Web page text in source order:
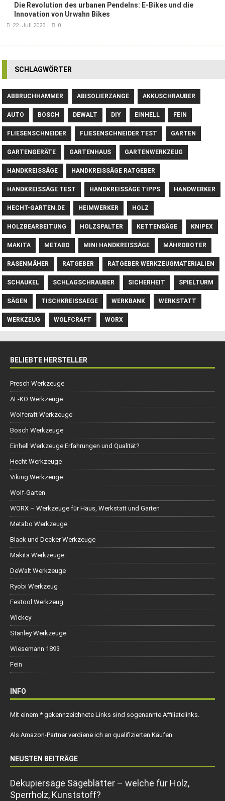
Die Revolution des urbanen Pendelns: E-Bikes und die
Innovation von Urwahn Bikes
22. Juli 2023 0
SCHLAGWÖRTER
ABBRUCHHAMMER ABISOLIERZANGE AKKUSCHRAUBER
AUTO BOSCH DEWALT DIY EINHELL FEIN
FLIESENSCHNEIDER FLIESENSCHNEIDER TEST GARTEN
GARTENGERÄTE GARTENHAUS GARTENWERKZEUG
HANDKREISSÄGE HANDKREISSÄGE RATGEBER
HANDKREISSÄGE TEST HANDKREISSÄGE TIPPS HANDWERKER
HECHT-GARTEN.DE HEIMWERKER HOLZ
HOLZBEARBEITUNG HOLZSPALTER KETTENSÄGE KNIPEX
MAKITA METABO MINI HANDKREISSÄGE MÄHROBOTER
RASENMÄHER RATGEBER RATGEBER WERKZEUGMATERIALIEN
SCHAUKEL SCHLAGSCHRAUBER SICHERHEIT SPIELTURM
SÄGEN TISCHKREISSAEGE WERKBANK WERKSTATT
WERKZEUG WOLFCRAFT WORX
BELIEBTE HERSTELLER
Presch Werkzeuge
AL-KO Werkzeuge
Wolfcraft Werkzeuge
Bosch Werkzeuge
Einhell Werkzeuge Erfahrungen und Qualität?
Hecht Werkzeuge
Viking Werkzeuge
Wolf-Garten
WORX – Werkzeuge für Haus, Werkstatt und Garten
Metabo Werkzeuge
Black und Decker Werkzeuge
Makita Werkzeuge
DeWalt Werkzeuge
Ryobi Werkzeug
Festool Werkzeug
Wickey
Stanley Werkzeuge
Wiesemann 1893
Fein
INFO
Mit einem * gekennzeichnete Links sind sogenannte Affiliatelinks.
Als Amazon-Partner verdiene ich an qualifizierten Käufen
NEUSTEN BEITRÄGE
Dekupiersäge Sägeblätter – welche für Holz,
Sperrholz, Kunststoff?